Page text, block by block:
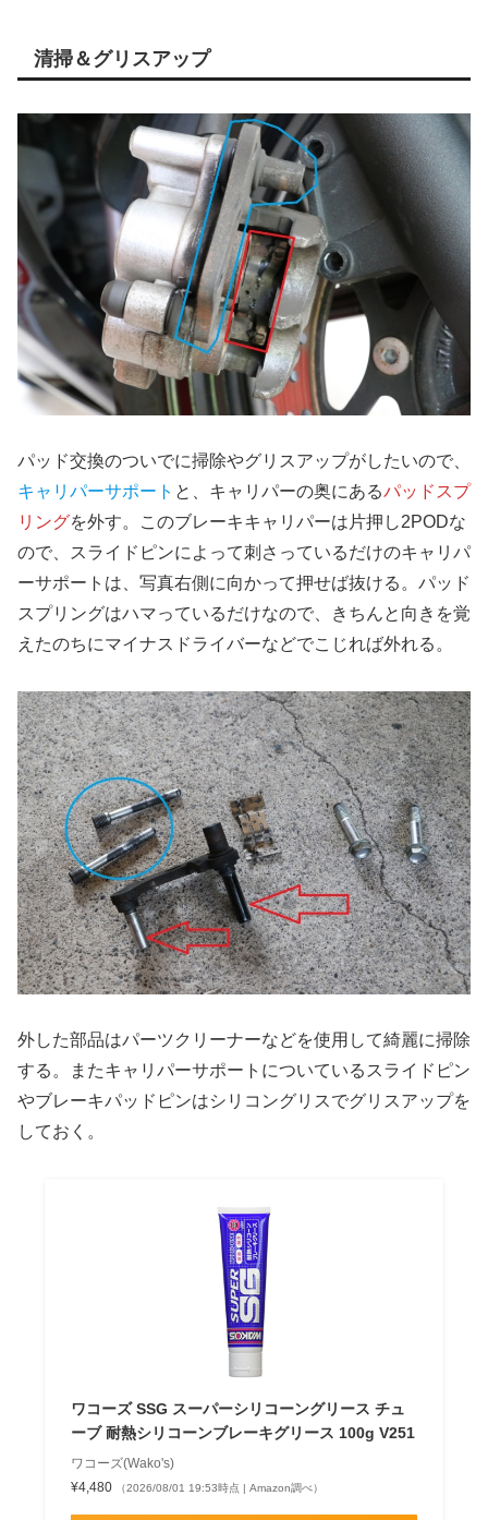
清掃＆グリスアップ
パッド交換のついでに掃除やグリスアップがしたいので、
キャリパーサポート と、キャリパーの奥にあるパッドスプ
リングを外す。このブレーキキャリパーは片押し2PODな
ので、スライドピンによって刺さっているだけのキャリパ
ーサポートは、写真右側に向かって押せば抜ける。パッド
スプリングはハマっているだけなので、きちんと向きを覚
えたのちにマイナスドライバーなどでこじれば外れる。
外した部品はパーツクリーナーなどを使用して綺麗に掃除
する。またキャリパーサポートについているスライドピン
やブレーキパッドピンはシリコングリスでグリスアップを
しておく。
ワコーズ SSG スーパーシリコーングリース チュ
ーブ 耐熱シリコーンブレーキグリース 100g V251
ワコーズ(Wako's)
¥4,480
（2026/08/01 19:53時点 | Amazon調べ）